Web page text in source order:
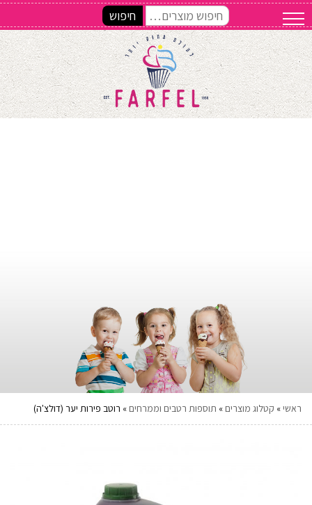
חיפוש
ראשי» קטלוג מוצרים » תוספות רטבים וממרחים » רוטב פירות יער (דולצ'ה)